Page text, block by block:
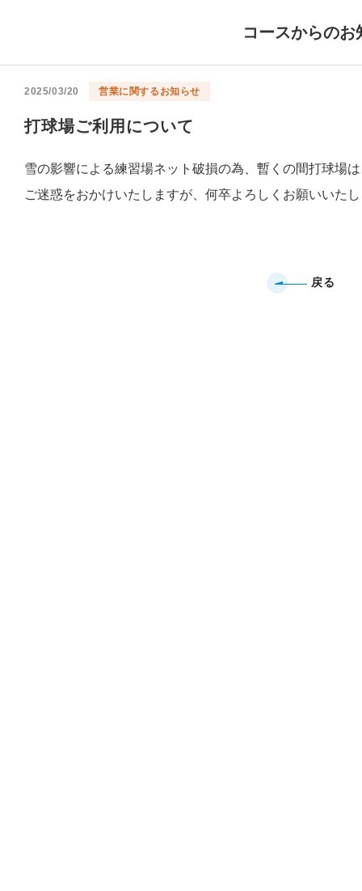
コースからのお
2025/03/20 営業に関するお知らせ
打球場ご利用について
雪の影響による練習場ネット破損の為、暫くの間打球場
ご迷惑をおかけいたしますが、何卒よろしくお願いいた
戻る